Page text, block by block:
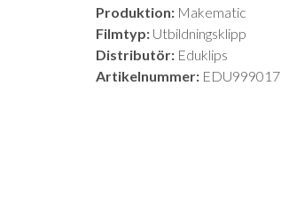
Produktion: Makematic
Filmtyp: Utbildningsklipp
Distributör: Eduklips
Artikelnummer: EDU999017